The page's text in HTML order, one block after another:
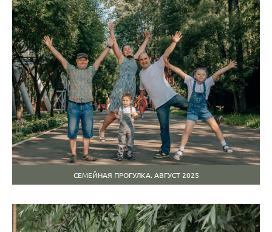
СЕМЕЙНАЯ ПРОГУЛКА. АВГУСТ 2025